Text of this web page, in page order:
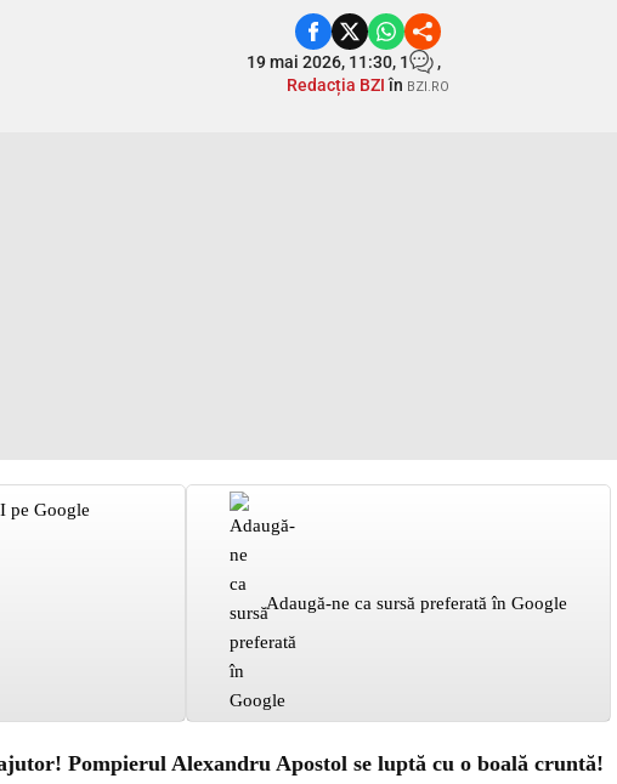
19 mai 2026, 11:30, 1
,
Redacția BZIîn BZI.RO
pe Google
Adaugă-ne ca sursă preferată în Google
Pompierul Alexandru Apostol se luptă cu o boală cruntă!